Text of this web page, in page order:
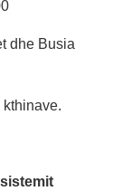
dhe Busia